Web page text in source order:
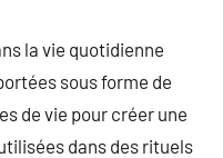
la vie quotidienne
sous forme de
de vie pour créer une
dans des rituels